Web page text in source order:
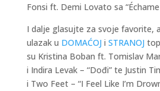
Fonsi ft. Demi Lovato sa “Échame
I dalje glasujte za svoje favorite,
ulazak u DOMAĆOJ i STRANOJ
su Kristina Boban ft. Tomislav
i Indira Levak – “Dođi” te Justin
i Two Feet – “I Feel Like I’m